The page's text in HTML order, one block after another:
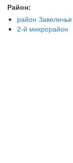
Район:
район Завеличье
2-й микрорайон